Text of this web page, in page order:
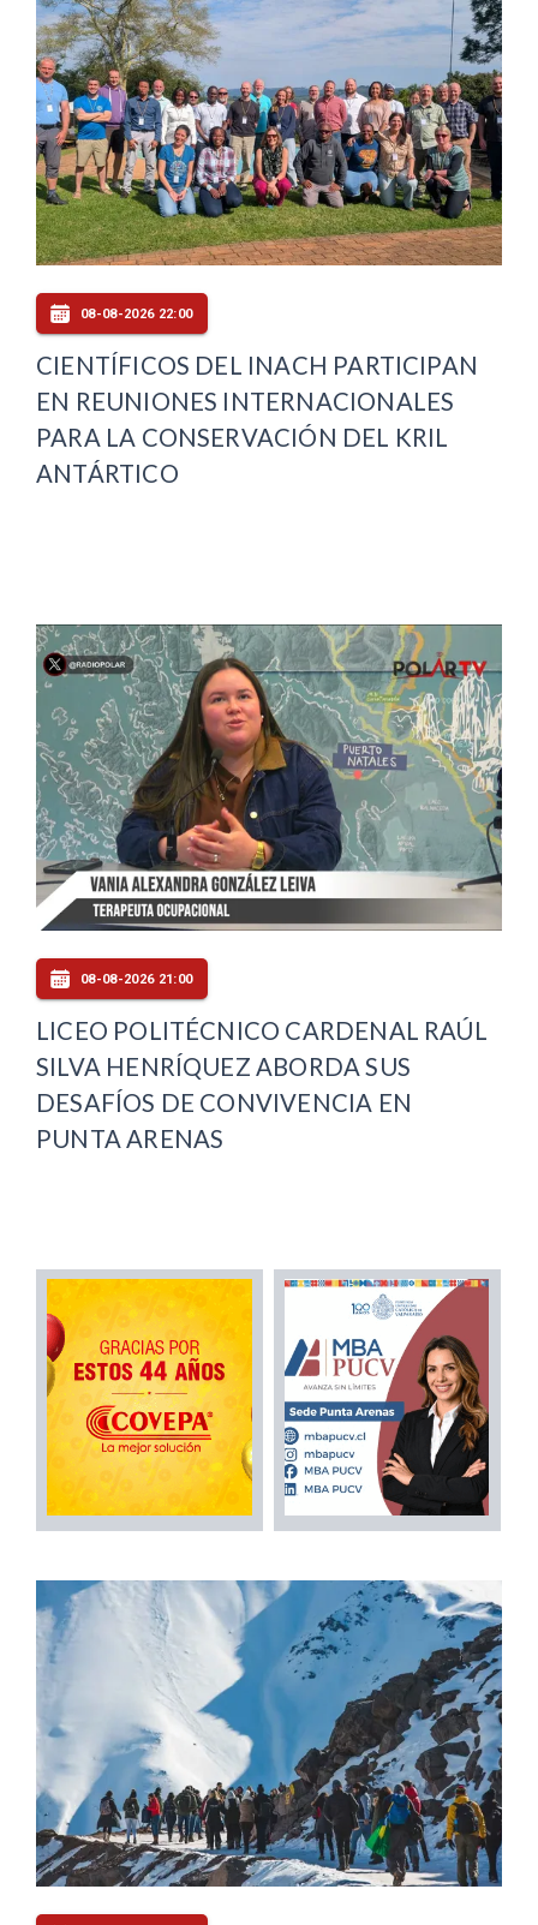
08-08-2026 22:00
CIENTÍFICOS DEL INACH PARTICIPAN
EN REUNIONES INTERNACIONALES
PARA LA CONSERVACIÓN DEL KRIL
ANTÁRTICO
08-08-2026 21:00
LICEO POLITÉCNICO CARDENAL RAÚL
SILVA HENRÍQUEZ ABORDA SUS
DESAFÍOS DE CONVIVENCIA EN
PUNTA ARENAS